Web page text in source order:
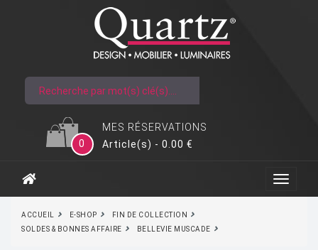
MES RÉSERVATIONS
0
Article(s) - 0.00 €
ACCUEIL E-SHOP
FIN DE COLLECTION
SOLDES & BONNES AFFAIRE
BELLEVIE MUSCADE